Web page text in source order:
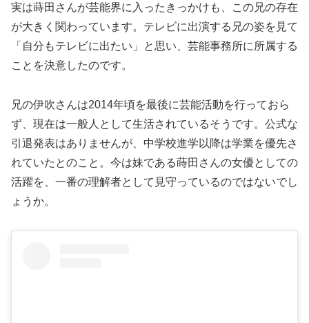
実は蒔田さんが芸能界に入ったきっかけも、この兄の存在
が大きく関わっています。テレビに出演する兄の姿を見て
「自分もテレビに出たい」と思い、芸能事務所に所属する
ことを決意したのです。
兄の伊吹さんは2014年頃を最後に芸能活動を行っておら
ず、現在は一般人として生活されているそうです。公式な
引退発表はありませんが、中学校進学以降は学業を優先さ
れていたとのこと。今は妹である蒔田さんの女優としての
活躍を、一番の理解者として見守っているのではないでし
ょうか。